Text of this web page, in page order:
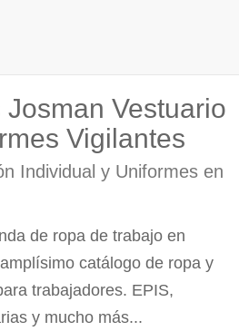
Vestuario
Vigilantes
Individual y Uniformes en
de ropa de trabajo en
catálogo de ropa y
trabajadores. EPIS,
y mucho más...